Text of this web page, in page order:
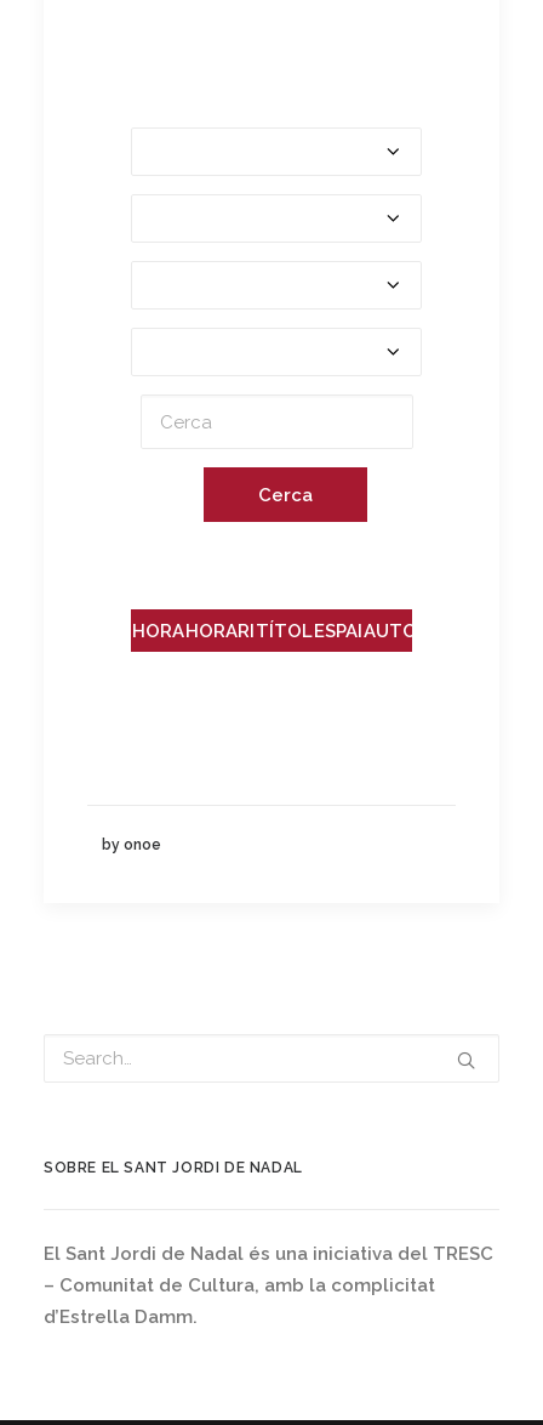
Cerca
HORAHORARITÍTOLESPAIAUTOR/A
by onoe
SOBRE EL SANT JORDI DE NADAL
El Sant Jordi de Nadal és una iniciativa del TRESC
– Comunitat de Cultura, amb la complicitat
d’Estrella Damm.